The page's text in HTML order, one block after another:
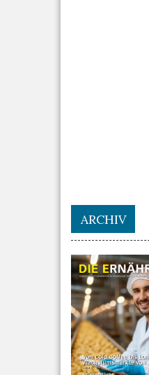
ARCHIV